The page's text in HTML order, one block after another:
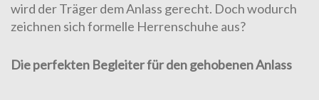
wird der Träger dem Anlass gerecht. Doch wodurch
zeichnen sich formelle Herrenschuhe aus?
Die perfekten Begleiter für den gehobenen Anlass